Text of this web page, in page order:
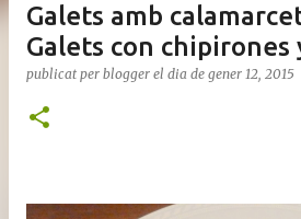
Galets amb
Galets con chipirones
publicat per blogger el dia de gener 12, 2015